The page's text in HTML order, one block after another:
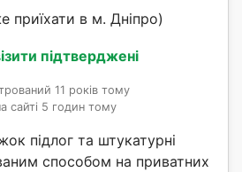
приїхати в м. Дніпро)
підтверджені
11 років тому
сайті 5 годин тому
підлог та штукатурні
способом на приватних